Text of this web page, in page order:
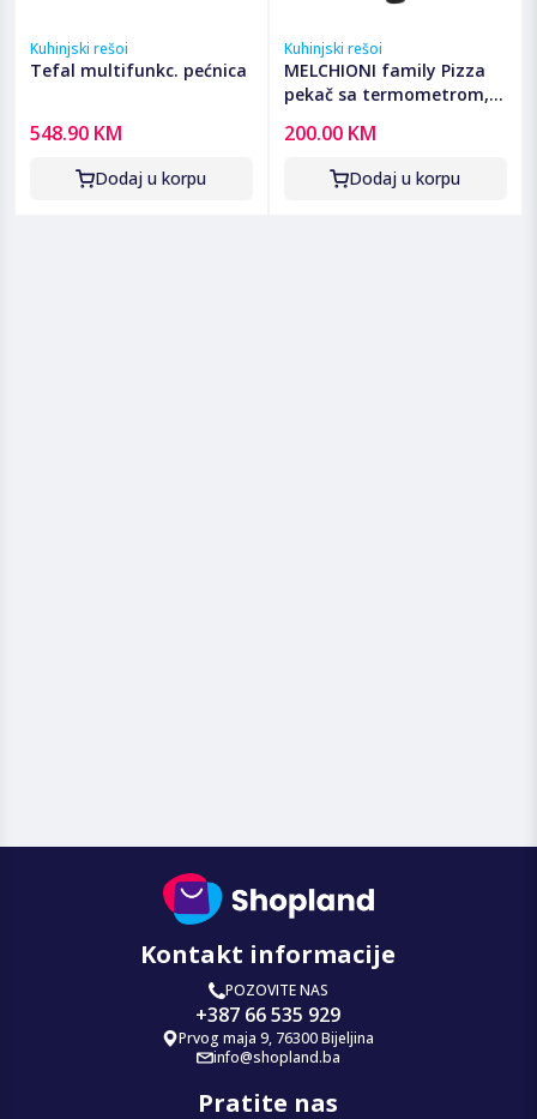
Kuhinjski rešoi
Tefal multifunkc. pećnica
548.90 KM
Dodaj u korpu
Kuhinjski rešoi
MELCHIONI family Pizza
pekač sa termometrom,
200.00 KM
Dodaj u korpu
Kontakt informacije
POZOVITE NAS
+387 66 535 929
Prvog maja 9, 76300 Bijeljina
info@shopland.ba
Pratite nas